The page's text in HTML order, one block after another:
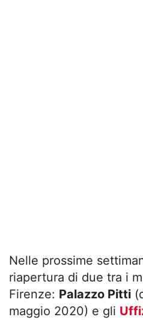
Nelle prossime
riapertura di due tra i
Firenze: Palazzo Pitti
maggio 2020) e gli